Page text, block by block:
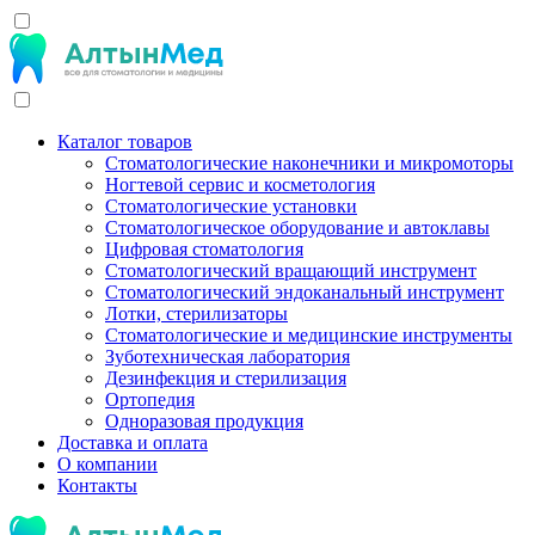
Каталог товаров
Стоматологические наконечники и микромоторы
Ногтевой сервис и косметология
Стоматологические установки
Стоматологическое оборудование и автоклавы
Цифровая стоматология
Стоматологический вращающий инструмент
Стоматологический эндоканальный инструмент
Лотки, стерилизаторы
Стоматологические и медицинские инструменты
Зуботехническая лаборатория
Дезинфекция и стерилизация
Ортопедия
Одноразовая продукция
Доставка и оплата
О компании
Контакты